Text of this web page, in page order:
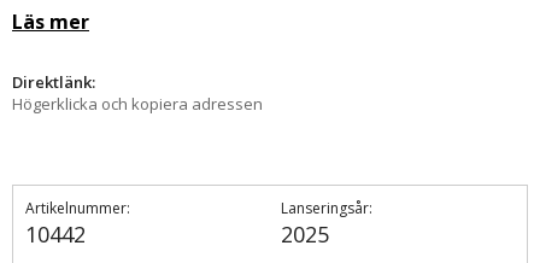
Denna byggleksak med 10 delar är 13 cm hög, 22 cm bred och 7 cm
Läs mer
Direktlänk:
Högerklicka och kopiera adressen
Artikelnummer:
10442
Lanseringsår:
2025